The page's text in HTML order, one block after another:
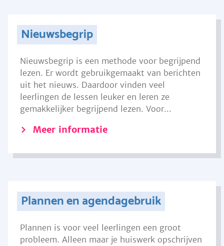
Nieuwsbegrip
Nieuwsbegrip is een methode voor begrijpend
lezen. Er wordt gebruikgemaakt van berichten
uit het nieuws. Daardoor vinden veel
leerlingen de lessen leuker en leren ze
gemakkelijker begrijpend lezen. Voor...
Meer informatie
Plannen en agendagebruik
Plannen is voor veel leerlingen een groot
probleem. Alleen maar je huiswerk opschrijven